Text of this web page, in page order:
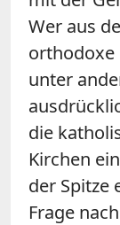
Wer aus
orthodoxe
unter
die
Kirchen
der Spitze
Frage